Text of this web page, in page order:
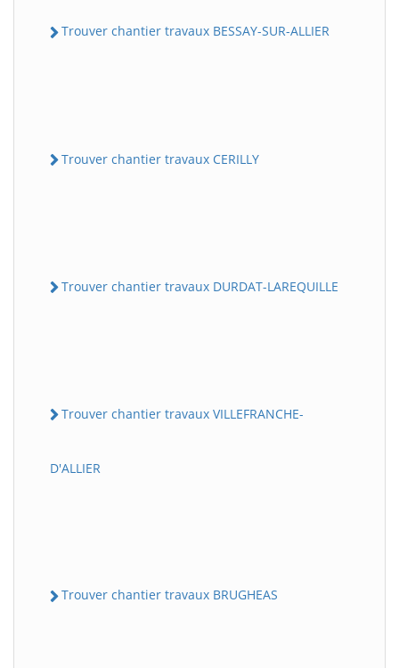
Trouver chantier travaux BESSAY-SUR-ALLIER
Trouver chantier travaux CERILLY
Trouver chantier travaux DURDAT-LAREQUILLE
Trouver chantier travaux VILLEFRANCHE-
D'ALLIER
Trouver chantier travaux BRUGHEAS